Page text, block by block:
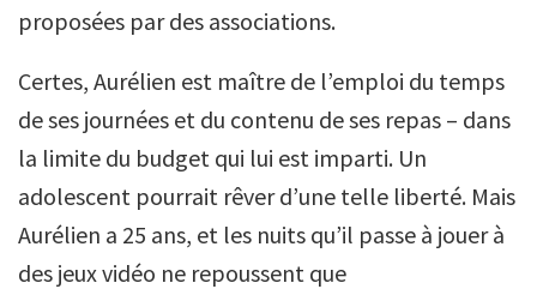
proposées par des associations.
Certes, Aurélien est maître de l’emploi du temps
de ses journées et du contenu de ses repas – dans
la limite du budget qui lui est imparti. Un
adolescent pourrait rêver d’une telle liberté. Mais
Aurélien a 25 ans, et les nuits qu’il passe à jouer à
des jeux vidéo ne repoussent que